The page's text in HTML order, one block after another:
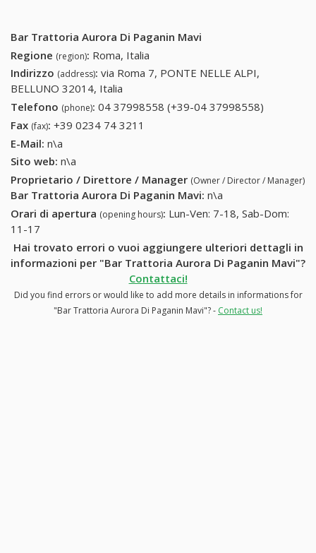
Bar Trattoria Aurora Di Paganin Mavi
Regione (region): Roma, Italia
Indirizzo (address): via Roma 7, PONTE NELLE ALPI,
BELLUNO 32014, Italia
Telefono (phone): 04 37998558 (+39-04 37998558)
Fax (fax): +39 0234 74 3211
E-Mail: n\a
Sito web: n\a
Proprietario / Direttore / Manager (Owner / Director / Manager)
Bar Trattoria Aurora Di Paganin Mavi: n\a
Orari di apertura (opening hours): Lun-Ven: 7-18, Sab-Dom:
11-17
Hai trovato errori o vuoi aggiungere ulteriori dettagli in
informazioni per "Bar Trattoria Aurora Di Paganin Mavi"?
Contattaci!
Did you find errors or would like to add more details in informations for
"Bar Trattoria Aurora Di Paganin Mavi"? - Contact us!